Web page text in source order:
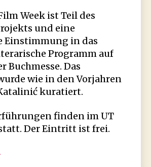
Week ist Teil des
und eine
Einstimmung in das
Programm auf
Buchmesse. Das
wie in den Vorjahren
kuratiert.
finden im UT
Der Eintritt ist frei.